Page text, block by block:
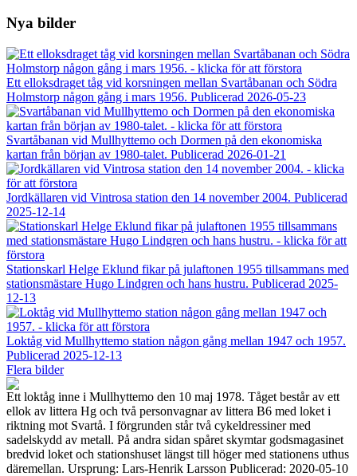
Nya bilder
Ett elloksdraget tåg vid korsningen mellan Svartåbanan och Södra
Holmstorp någon gång i mars 1956. Publicerad 2026-05-23
Svartåbanan vid Mullhyttemo och Dormen på den ekonomiska
kartan från början av 1980-talet. Publicerad 2026-01-21
Jordkällaren vid Vintrosa station den 14 november 2004. Publicerad
2025-12-14
Stationskarl Helge Eklund fikar på julaftonen 1955 tillsammans med
stationsmästare Hugo Lindgren och hans hustru. Publicerad 2025-
12-13
Loktåg vid Mullhyttemo station någon gång mellan 1947 och 1957.
Publicerad 2025-12-13
Flera bilder
Ett loktåg inne i Mullhyttemo den 10 maj 1978. Tåget består av ett
ellok av littera Hg och två personvagnar av littera B6 med loket i
riktning mot Svartå. I förgrunden står två cykeldressiner med
sadelskydd av metall. På andra sidan spåret skymtar godsmagasinet
bredvid loket och stationshuset längst till höger med stationens uthus
däremellan. Ursprung: Lars-Henrik Larsson Publicerad: 2020-05-10